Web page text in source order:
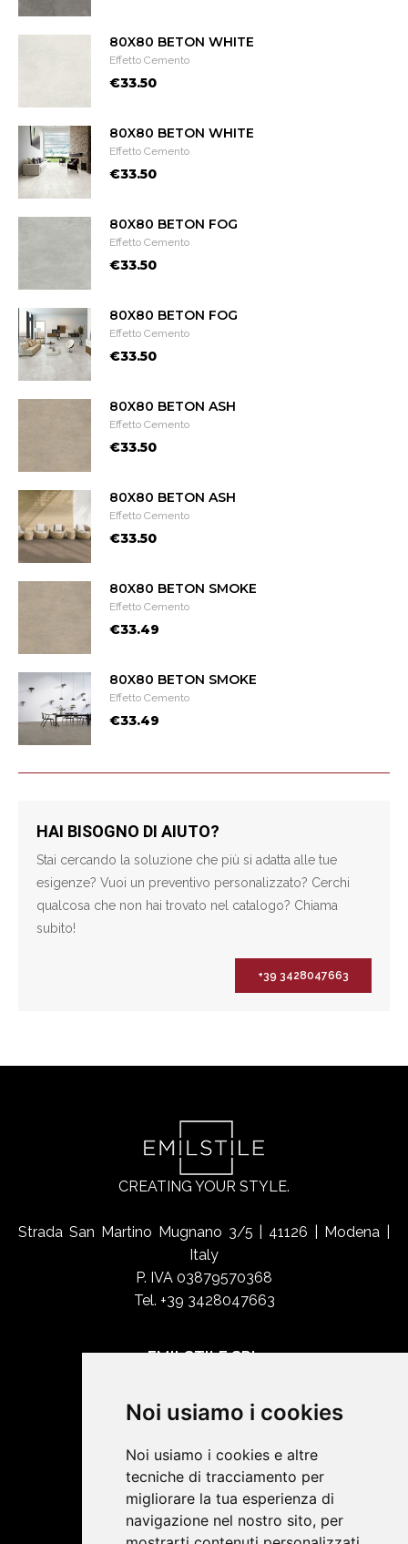
Noi usiamo i cookies
Noi usiamo i cookies e altre
tecniche di tracciamento per
migliorare la tua esperienza di
navigazione nel nostro sito, per
80X80 BETON WHITE
Effetto Cemento
€33.50
80X80 BETON WHITE
Effetto Cemento
€33.50
80X80 BETON FOG
Effetto Cemento
€33.50
80X80 BETON FOG
Effetto Cemento
€33.50
80X80 BETON ASH
Effetto Cemento
€33.50
80X80 BETON ASH
Effetto Cemento
€33.50
80X80 BETON SMOKE
Effetto Cemento
€33.49
80X80 BETON SMOKE
Effetto Cemento
€33.49
HAI BISOGNO DI AIUTO?
Stai cercando la soluzione che più si adatta alle tue
esigenze? Vuoi un preventivo personalizzato? Cerchi
qualcosa che non hai trovato nel catalogo? Chiama
subito!
+39 3428047663
CREATING YOUR STYLE.
Strada San Martino Mugnano 3/5 | 41126 | Modena |
Italy
P. IVA 03879570368
Tel. +39 3428047663
EMILSTILE SRL
Shop Online
SOCIAL NETWORK